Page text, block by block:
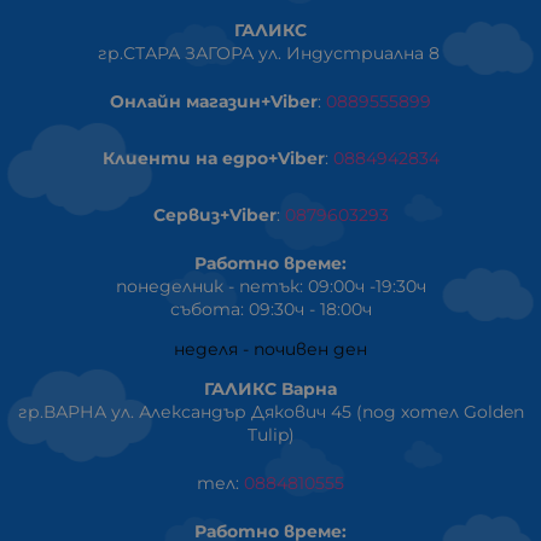
ГАЛИКС
гр.СТАРА ЗАГОРА ул. Индустриална 8
Онлайн магазин+Viber: 0889555899
Клиенти на едро+Viber: 0884942834
Сервиз+Viber: 0879603293
Работно време:
понеделник - петък: 09:00ч -19:30ч
събота: 09:30ч - 18:00ч
неделя - почивен ден
ГАЛИКС Варна
гр.ВАРНА ул. Александър Дякович 45 (под хотел Golden
Tulip)
тел: 0884810555
Работно време: